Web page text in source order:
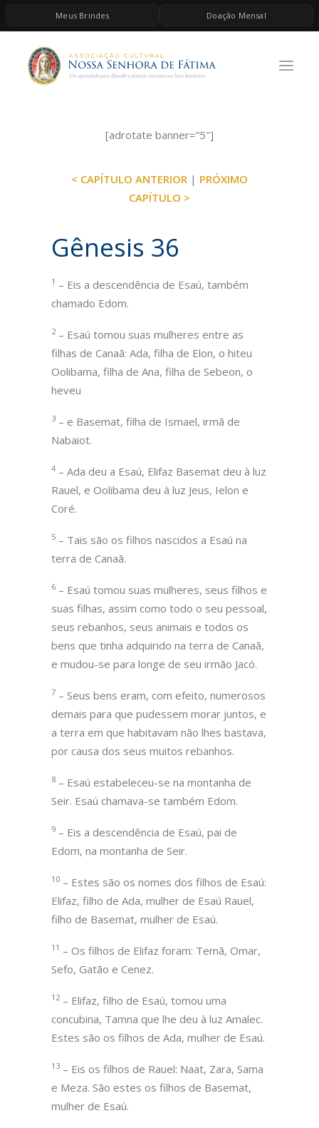
Meus Brindes Doação Mensal
HOME
A ASSOCIAÇÃO
ESPIRITUALIDADE
BRINDES
[adrotate banner=”5″]
< CAPÍTULO ANTERIOR | PRÓXIMO
CAPÍTULO >
Gênesis 36
1 – Eis a descendência de Esaú, também
chamado Edom.
2– Esaú tomou suas mulheres entre as
filhas de Canaã: Ada, filha de Elon, o hiteu
Oolibama, filha de Ana, filha de Sebeon, o
heveu
3 – e Basemat, filha de Ismael, irmã de
Nabaiot.
4 – Ada deu a Esaú, Elifaz Basemat deu à luz
Rauel, e Oolibama deu à luz Jeus, Ielon e
Coré.
5 – Tais são os filhos nascidos a Esaú na
terra de Canaã.
6 – Esaú tomou suas mulheres, seus filhos e
suas filhas, assim como todo o seu pessoal,
seus rebanhos, seus animais e todos os
bens que tinha adquirido na terra de Canaã,
e mudou-se para longe de seu irmão Jacó.
7 – Seus bens eram, com efeito, numerosos
demais para que pudessem morar juntos, e
a terra em que habitavam não lhes bastava,
por causa dos seus muitos rebanhos.
8 – Esaú estabeleceu-se na montanha de
Seir. Esaú chamava-se também Edom.
9 – Eis a descendência de Esaú, pai de
Edom, na montanha de Seir.
10 – Estes são os nomes dos filhos de Esaú:
Elifaz, filho de Ada, mulher de Esaú Rauel,
filho de Basemat, mulher de Esaú.
11 – Os filhos de Elifaz foram: Temã, Omar,
Sefo, Gatão e Cenez.
12– Elifaz, filho de Esaú, tomou uma
concubina, Tamna que lhe deu à luz Amalec.
Estes são os filhos de Ada, mulher de Esaú.
13 – Eis os filhos de Rauel: Naat, Zara, Sama
e Meza. São estes os filhos de Basemat,
mulher de Esaú.